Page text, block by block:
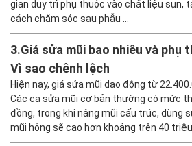
2.Nâng mũi cấu trúc giữ được
Nâng mũi cấu trúc có thể duy trì dáng
lâu hơn, bền hơn đáng kể so với nâng mũi
gian duy trì phụ thuộc vào chất liệu sụn,
cách chăm sóc sau phẫu ...
3.Giá sửa mũi bao nhiêu và phụ
Vì sao chênh lệch